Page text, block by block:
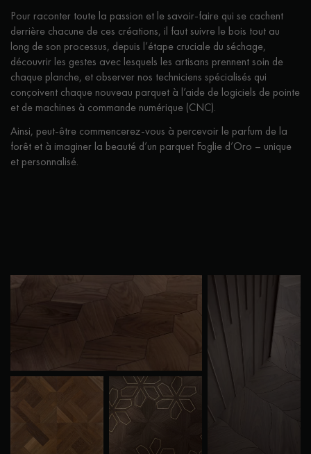
Obtenez un devis gratuit !
Pour raconter toute la passion et le savoir-faire qui se cachent
derrière chacune de ces créations, il faut suivre le bois tout au
long de son processus, depuis l’étape cruciale du séchage,
découvrir les gestes avec lesquels les artisans prennent soin de
chaque planche, et observer nos techniciens spécialisés qui
conçoivent chaque nouveau parquet à l’aide de logiciels de pointe
et de machines à commande numérique (CNC).
Ainsi, peut-être commencerez-vous à percevoir le parfum de la
forêt et à imaginer la beauté d’un parquet Foglie d’Oro – unique
et personnalisé.